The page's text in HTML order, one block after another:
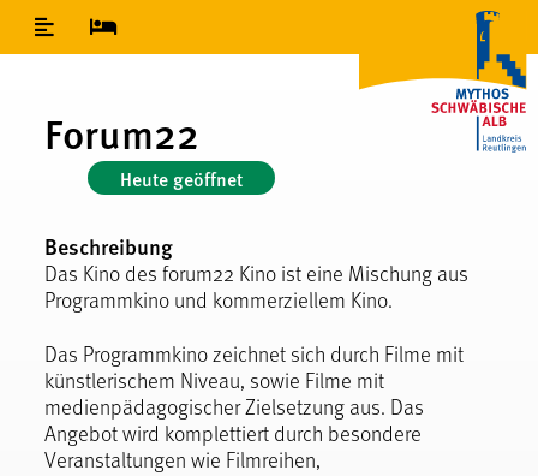
Inhaltsverzeichnis
Forum22
Heute geöffnet
Beschreibung
Das Kino des forum22 Kino ist eine Mischung aus
Programmkino und kommerziellem Kino.
Das Programmkino zeichnet sich durch Filme mit
künstlerischem Niveau, sowie Filme mit
medienpädagogischer Zielsetzung aus. Das
Angebot wird komplettiert durch besondere
Veranstaltungen wie Filmreihen,